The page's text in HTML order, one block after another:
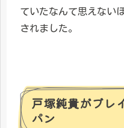
ていたなんて思えない
されました。
戸塚純貴がブレ
パン